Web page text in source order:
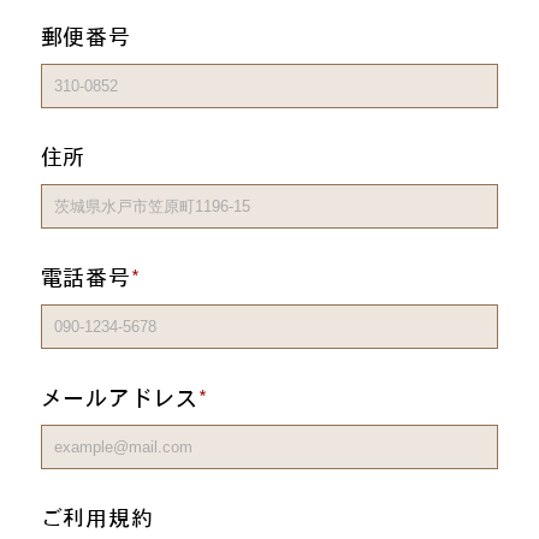
郵便番号
住所
電話番号
メールアドレス
ご利用規約